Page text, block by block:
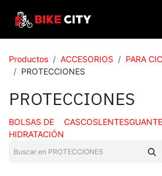
Productos ACCESORIOS
PARA
PROTECCIONES
PROTECCIONES
BOLSAS DE
HIDRATACIÓN
CASCOSLENTES